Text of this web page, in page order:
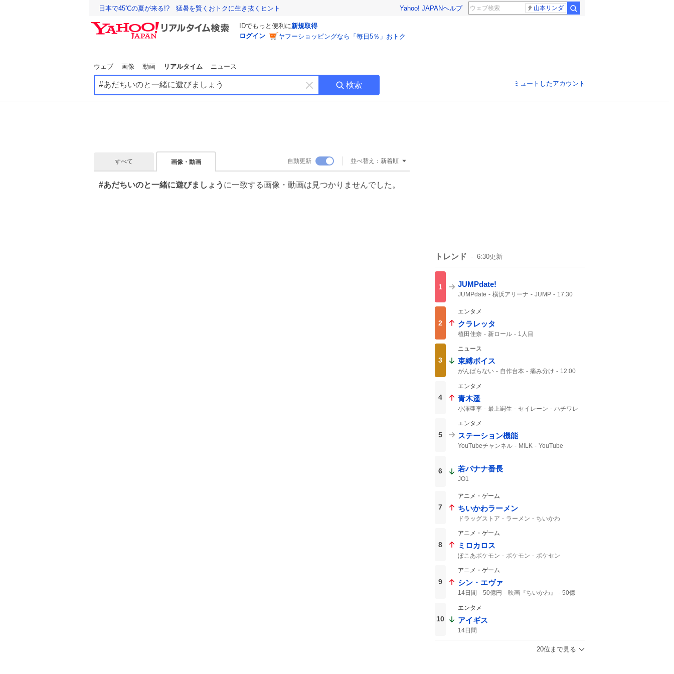
日本で45℃の夏が来る!? 猛暑を賢くおトクに生き抜くヒント Yahoo! JAPANヘルプ 山本リンダ
IDでもっと便利に新規取得
ログイン
ヤフーショッピングなら「毎日5％」おトク
ウェブ 画像 動画 リアルタイム ニュース
キ
ー
す
検索 ミュートしたアカウント
すべて 画像・動画 自動更新 並べ替え： 新着順
#あだちいのと一緒に遊びましょう に一致する画像・動画は見つかりませんでした。
トレンド 6:30更新
1 JUMPdate!
JUMPdate 横浜アリーナ JUMP 17:30
2
エンタメ
クラレッタ
植田佳奈 新ロール 1人目
3
ニュース
束縛ボイス
がんばらない 自作台本 痛み分け
12:00
4
エンタメ
青木遥
小澤亜李 最上嗣生 セイレーン
ハチワレ
5
エンタメ
ステーション機能
YouTubeチャンネル M!LK YouTube
6 若バナナ番長
JO1
7
アニメ・ゲーム
ちいかわラーメン
ドラッグストア ラーメン ちいかわ
8
アニメ・ゲーム
ミロカロス
ぽこあポケモン ポケモン
ポケセン
9
アニメ・ゲーム
シン・エヴァ
14日間 50億円 映画『ちいかわ』
50億
10
エンタメ
アイギス
14日間
20位まで見る